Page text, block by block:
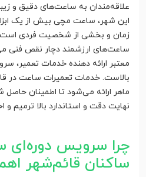
علاقه‌مندان به ساعت‌های دقیق و
این شهر، ساعت مچی بیش از یک
زمان و بخشی از شخصیت فردی است.
ساعت‌های ارزشمند دچار نقص فنی
معتبر ارائه دهنده خدمات تعمیر،
بالاست. خدمات تعمیرات ساعت
ماهر ارائه می‌شود تا اطمینان
نهایت دقت و استاندارد بالا ترمیم و
چرا سرویس دوره‌ای
ساکنان قائم‌شهر